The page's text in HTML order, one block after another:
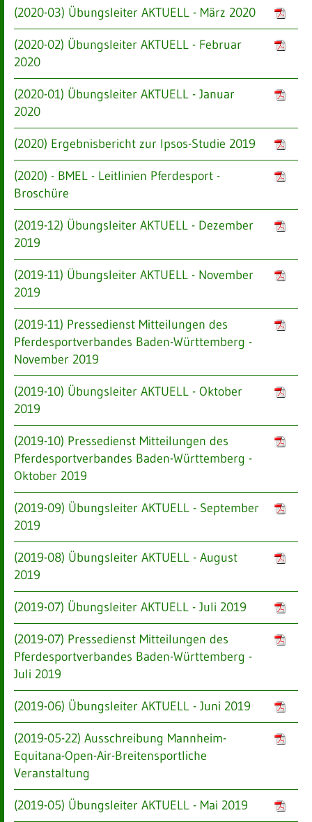
(2020-03) Übungsleiter AKTUELL - März 2020
(2020-02) Übungsleiter AKTUELL - Februar
2020
(2020-01) Übungsleiter AKTUELL - Januar
2020
(2020) Ergebnisbericht zur Ipsos-Studie 2019
(2020) - BMEL - Leitlinien Pferdesport -
Broschüre
(2019-12) Übungsleiter AKTUELL - Dezember
2019
(2019-11) Übungsleiter AKTUELL - November
2019
(2019-11) Pressedienst Mitteilungen des
Pferdesportverbandes Baden-Württemberg -
November 2019
(2019-10) Übungsleiter AKTUELL - Oktober
2019
(2019-10) Pressedienst Mitteilungen des
Pferdesportverbandes Baden-Württemberg -
Oktober 2019
(2019-09) Übungsleiter AKTUELL - September
2019
(2019-08) Übungsleiter AKTUELL - August
2019
(2019-07) Übungsleiter AKTUELL - Juli 2019
(2019-07) Pressedienst Mitteilungen des
Pferdesportverbandes Baden-Württemberg -
Juli 2019
(2019-06) Übungsleiter AKTUELL - Juni 2019
(2019-05-22) Ausschreibung Mannheim-
Equitana-Open-Air-Breitensportliche
Veranstaltung
(2019-05) Übungsleiter AKTUELL - Mai 2019